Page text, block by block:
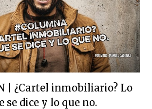
| ¿Cartel inmobiliario? Lo
se dice y lo que no.